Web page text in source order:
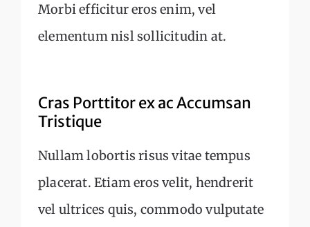
Morbi efficitur eros enim, vel
elementum nisl sollicitudin at.
Cras Porttitor ex ac Accumsan
Tristique
Nullam lobortis risus vitae tempus
placerat. Etiam eros velit, hendrerit
vel ultrices quis, commodo vulputate